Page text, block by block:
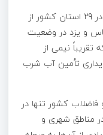
بر اساس ارزیابی‌های انجام‌شده 52 شهر در 29 استان کشور از
و یزد در وضعیت
نیمی از
تأمین آب شرب
کشور تنها در
در مناطق شهری و